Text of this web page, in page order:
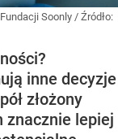
Soonly / Źródło:
inne decyzje
złożony
znacznie lepiej